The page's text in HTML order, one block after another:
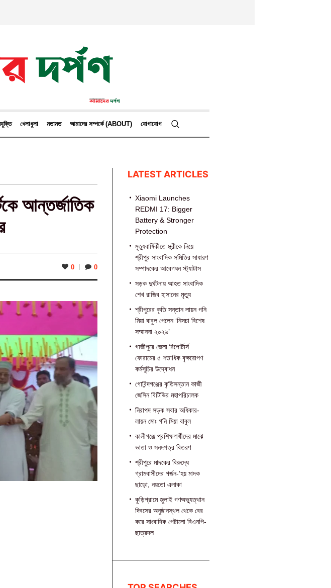
খেলাধুলা মতামত আমাদের সম্পর্কে (ABOUT) যোগাযোগ
আন্তর্জাতিক
0 0
LATEST ARTICLES
Xiaomi Launches
REDMI 17: Bigger
Battery & Stronger
Protection
মৃত্যুবার্ষিকীতে স্ত্রীকে নিয়ে
শ্রীপুর সাংবাদিক সমিতির সাধারণ
সম্পাদকের আবেগঘন স্ট্যাটাস
সড়ক দুর্ঘটনায় আহত সাংবাদিক
শেখ রাজিব হাসানের মৃত্যু
শ্রীপুরের কৃতি সন্তান লায়ন গনি
মিয়া বাবুল পেলেন ‘নিসচা বিশেষ
সম্মাননা ২০২৬’
গাজীপুরে জেলা রিপোর্টার্স
ফোরামের ৫ শতাধিক বৃক্ষরোপণ
কর্মসূচির উদ্বোধন
গোবিন্দগঞ্জের কৃতিসন্তান কাজী
জেসিন বিটিভির মহাপরিচালক
নিরাপদ সড়ক সবার অধিকার-
লায়ন মোঃ গনি মিয়া বাবুল
কালীগঞ্জে প্রশিক্ষণার্থীদের মাঝে
ভাতা ও সনদপত্র বিতরণ
শ্রীপুরে মাদকের বিরুদ্ধে
গ্রামবাসীদের গর্জন-‘হয় মাদক
ছাড়ো, নয়তো এলাকা
কুড়িগ্রামে জুলাই গণঅভ্যুত্থান
দিবসের অনুষ্ঠানস্থল থেকে বের
করে সাংবাদিক পেটালো বিএনপি-
ছাত্রদল